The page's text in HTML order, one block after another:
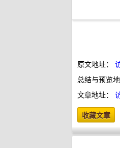
原文地址：
总结与预览地
文章地址：